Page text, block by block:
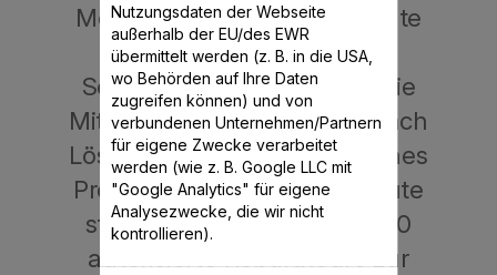
Moulinex geschulte Fachleute
bieten den bestmöglichen
Service für Ihre Produkte. Die
Mitarbeiter suchen immer nach
Lösungen, um das Leben eines
Produkts zu verlängern. Heute
stehen Ihnen mehr als 6.200
autorisierte Reparateure zur
Nutzungsdaten der Webseite
außerhalb der EU/des EWR
übermittelt werden (z. B. in die USA,
wo Behörden auf Ihre Daten
zugreifen können) und von
verbundenen Unternehmen/Partnern
für eigene Zwecke verarbeitet
werden (wie z. B. Google LLC mit
"Google Analytics" für eigene
Analysezwecke, die wir nicht
kontrollieren).